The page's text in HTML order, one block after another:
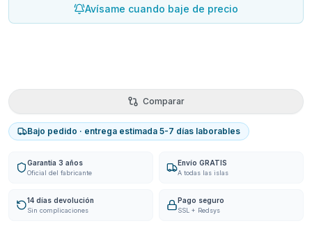
Avísame cuando baje de precio
Comparar
Bajo pedido · entrega estimada 5-7 días laborables
Garantía 3 años
Oficial del fabricante
Envío GRATIS
A todas las islas
14 días devolución
Sin complicaciones
Pago seguro
SSL + Redsys